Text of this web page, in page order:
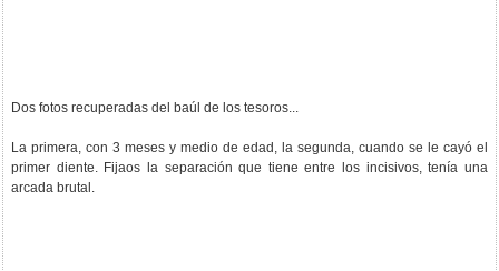
Dos fotos recuperadas del baúl de los tesoros...
La primera, con 3 meses y medio de edad, la segunda, cuando se le cayó el
primer diente. Fijaos la separación que tiene entre los incisivos, tenía una
arcada brutal.